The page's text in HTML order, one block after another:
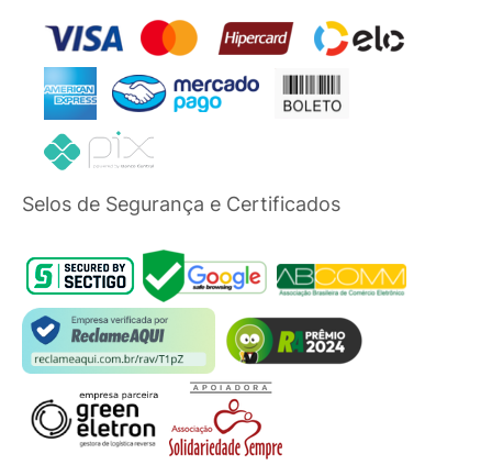
Selos de Segurança e Certificados